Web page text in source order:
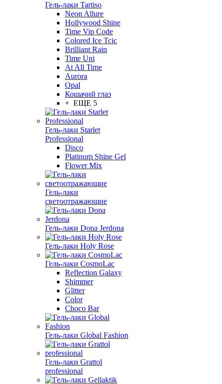
Гель-лаки Tartiso
Neon Allure
Hollywood Shine
Time Vip Code
Colored Ice Tcic
Brilliant Rain
Time Uni
At All Time
Aurora
Opal
Кошачий глаз
+ ЕЩЕ 5
Гель-лаки Starlet
Professional
Disco
Platinum Shine Gel
Flower Mix
Гель-лаки
светоотражающие
Гель-лаки Dona Jerdona
Гель-лаки Holy Rose
Гель-лаки CosmoLac
Reflection Galaxy
Shimmer
Glitter
Color
Choco Bar
Гель-лаки Global Fashion
Гель-лаки Grattol
professional